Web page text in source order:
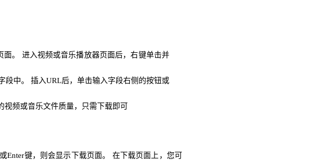
。 进入视频或音乐播放器页面后，右键单击并
段中。 插入URL后，单击输入字段右侧的按钮或
视频或音乐文件质量，只需下载即可
Enter键，则会显示下载页面。 在下载页面上，您可